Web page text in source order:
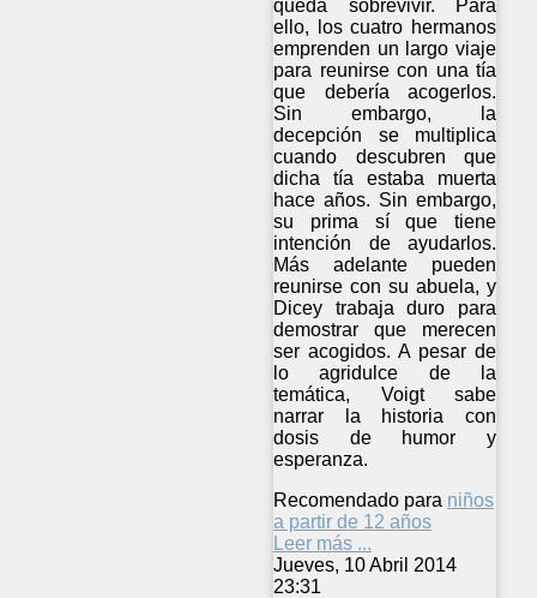
queda sobrevivir. Para
ello, los cuatro hermanos
emprenden un largo viaje
para reunirse con una tía
que debería acogerlos.
Sin embargo, la
decepción se multiplica
cuando descubren que
dicha tía estaba muerta
hace años. Sin embargo,
su prima sí que tiene
intención de ayudarlos.
Más adelante pueden
reunirse con su abuela, y
Dicey trabaja duro para
demostrar que merecen
ser acogidos. A pesar de
lo agridulce de la
temática, Voigt sabe
narrar la historia con
dosis de humor y
esperanza.
Recomendado para niños
a partir de 12 años
Leer más ...
Jueves, 10 Abril 2014
23:31